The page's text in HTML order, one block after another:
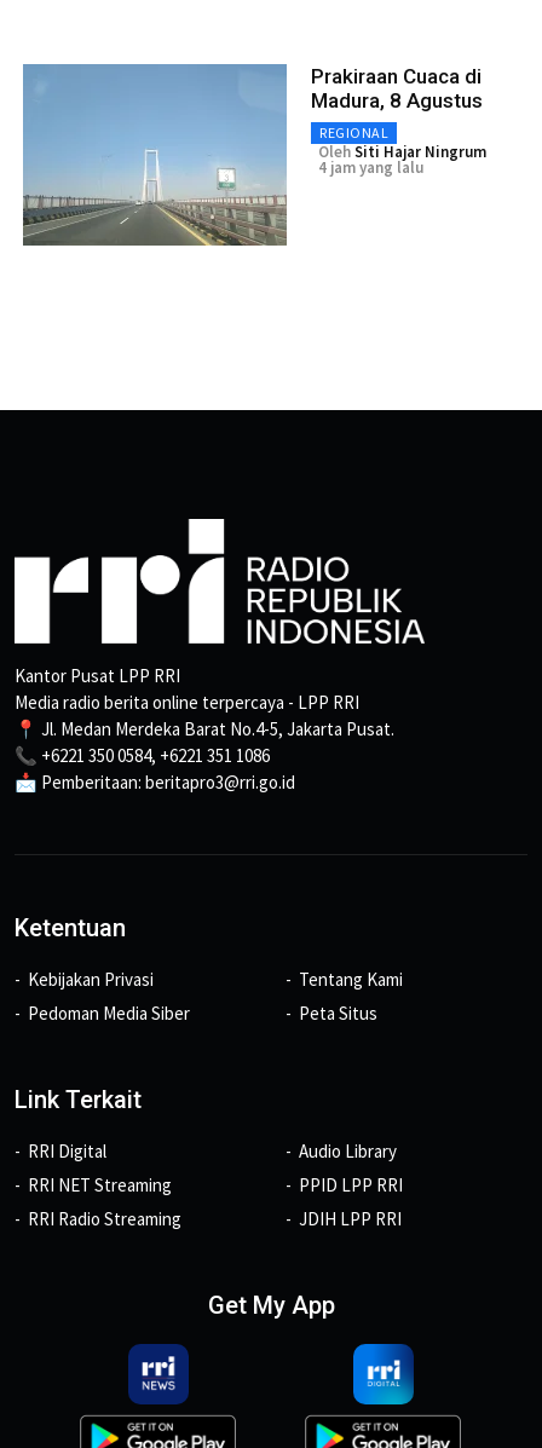
Prakiraan Cuaca di
Madura, 8 Agustus
REGIONAL
OlehSiti Hajar Ningrum
4 jam yang lalu
Kantor Pusat LPP RRI
Media radio berita online terpercaya - LPP RRI
📍 Jl. Medan Merdeka Barat No.4-5, Jakarta Pusat.
📞 +6221 350 0584, +6221 351 1086
📩 Pemberitaan: beritapro3@rri.go.id
Ketentuan
Kebijakan Privasi
Pedoman Media Siber
Tentang Kami
Peta Situs
Link Terkait
RRI Digital
RRI NET Streaming
RRI Radio Streaming
Audio Library
PPID LPP RRI
JDIH LPP RRI
Get My App